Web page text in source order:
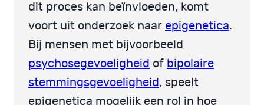
dit proces kan beïnvloeden, komt
voort uit onderzoek naar epigenetica.
Bij mensen met bijvoorbeeld
psychosegevoeligheid of bipolaire
stemmingsgevoeligheid , speelt
epigenetica mogelijk een rol in hoe